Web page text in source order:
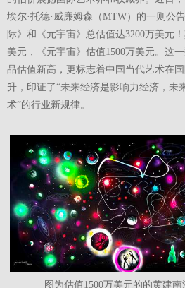
埃尔·托德·威廉姆森（MTW）的一则公
际》和《元宇宙》总估值达3200万美元
美元，《元宇宙》估值1500万美元。这
品估值新高，更标志着中国当代艺术在
升，印证了“未来经济是影响力经济，未
术”的行业新规律。
图为估值1500万美元的的黄建南